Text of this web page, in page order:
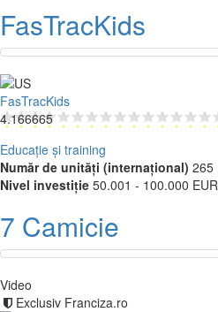
FasTracKids
FasTracKids
4.166665
Educație și training
Număr de unități (internațional) 265
Nivel investiție 50.001 - 100.000 EUR
7 Camicie
Video
Exclusiv Franciza.ro